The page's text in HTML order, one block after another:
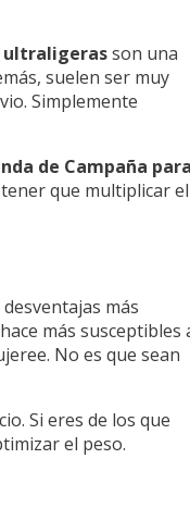
ultraligerasson una
suelen ser muy
Simplemente
de Campaña para
que multiplicar el
más
más susceptibles
No es que sean
Si eres de los que
el peso.